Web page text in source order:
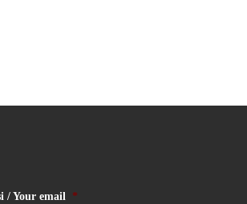
/ Your email *